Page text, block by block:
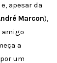
apesar da
Marcon),
amigo
a
um